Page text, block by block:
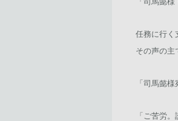
任務に行く
その声の主
「司馬懿
「ご苦労